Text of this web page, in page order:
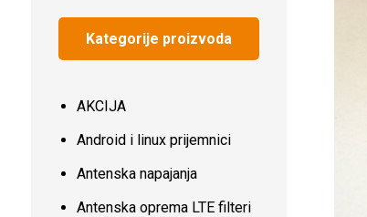
Kategorije proizvoda
AKCIJA
Android i linux prijemnici
Antenska napajanja
Antenska oprema LTE filteri